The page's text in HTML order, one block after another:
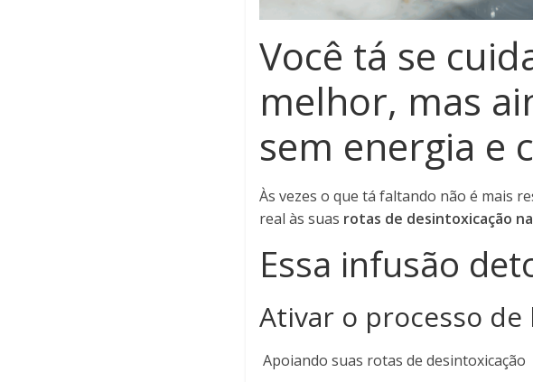
Você tá se
melhor, mas
sem energia e
Às vezes o que tá faltando não é mais
real às suas rotas de desintoxicação
Essa infusão
Ativar o processo
Apoiando suas rotas de desintoxicação